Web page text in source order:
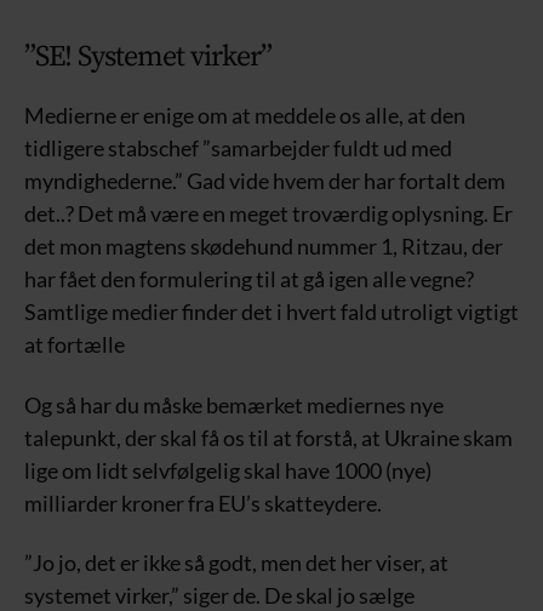
”SE! Systemet virker”
Medierne er enige om at meddele os alle, at den
tidligere stabschef ”samarbejder fuldt ud med
myndighederne.” Gad vide hvem der har fortalt dem
det..? Det må være en meget troværdig oplysning. Er
det mon magtens skødehund nummer 1, Ritzau, der
har fået den formulering til at gå igen alle vegne?
Samtlige medier finder det i hvert fald utroligt vigtigt
at fortælle
Og så har du måske bemærket mediernes nye
talepunkt, der skal få os til at forstå, at Ukraine skam
lige om lidt selvfølgelig skal have 1000 (nye)
milliarder kroner fra EU’s skatteydere.
”Jo jo, det er ikke så godt, men det her viser, at
systemet virker,” siger de. De skal jo sælge